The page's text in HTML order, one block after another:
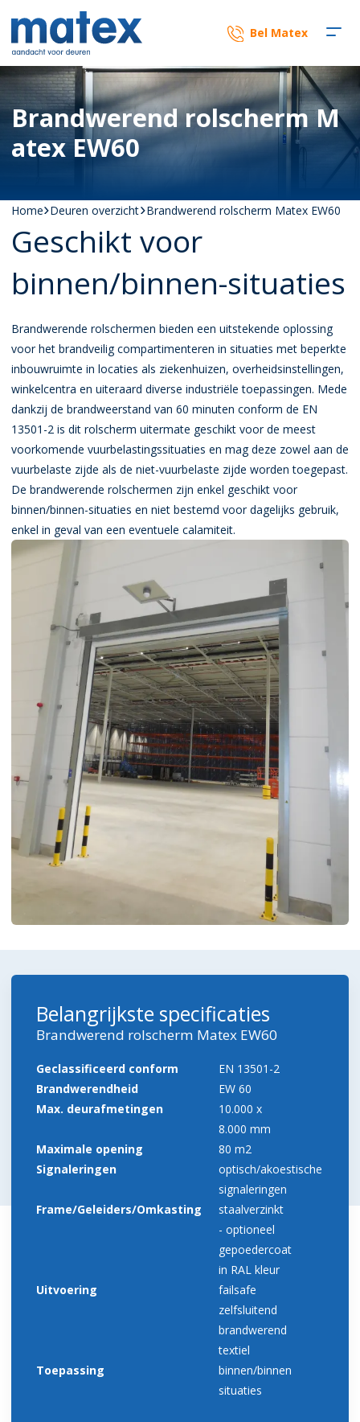
Bel Matex
Brandwerend rolscherm M
atex EW60
Home Deuren overzicht Brandwerend rolscherm Matex EW60
Geschikt voor
binnen/binnen-situaties
Brandwerende rolschermen bieden een uitstekende oplossing
voor het brandveilig compartimenteren in situaties met beperkte
inbouwruimte in locaties als ziekenhuizen, overheidsinstellingen,
winkelcentra en uiteraard diverse industriële toepassingen. Mede
dankzij de brandweerstand van 60 minuten conform de EN
13501-2 is dit rolscherm uitermate geschikt voor de meest
voorkomende vuurbelastingssituaties en mag deze zowel aan de
vuurbelaste zijde als de niet-vuurbelaste zijde worden toegepast.
De brandwerende rolschermen zijn enkel geschikt voor
binnen/binnen-situaties en niet bestemd voor dagelijks gebruik,
enkel in geval van een eventuele calamiteit.
Belangrijkste specificaties
Brandwerend rolscherm Matex EW60
Geclassificeerd conform
EN 13501-2
Brandwerendheid
EW 60
Max. deurafmetingen
10.000 x
8.000 mm
Maximale opening
80 m2
Signaleringen
optisch/akoestische
signaleringen
Frame/Geleiders/Omkasting
staalverzinkt
- optioneel
gepoedercoat
in RAL kleur
Uitvoering
failsafe
zelfsluitend
brandwerend
textiel
Toepassing
binnen/binnen
situaties